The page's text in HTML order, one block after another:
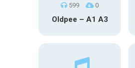
599 0
Oldpee – A1 A3